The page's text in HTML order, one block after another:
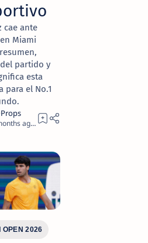
cae ante
Miami
partido y
esta
para el No.1
5 months ago 6
OPEN 2026